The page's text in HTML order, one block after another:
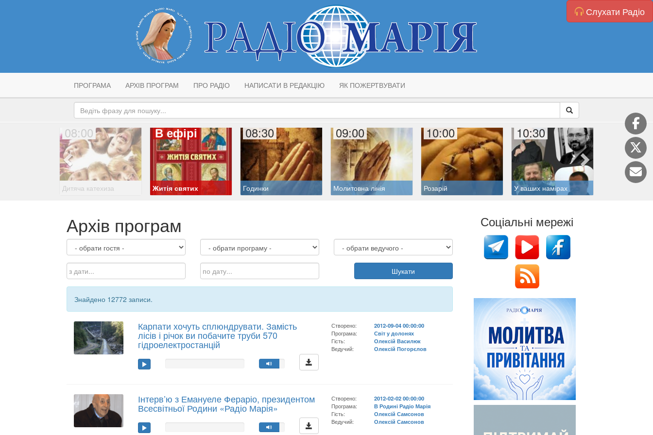
Слухати Радіо
ПРОГРАМА АРХІВ ПРОГРАМ ПРО РАДІО НАПИСАТИ В РЕДАКЦІЮ ЯК ПОЖЕРТВУВАТИ
08:00
Дитяча катехиза
В ефірі
Житія святих
08:30
Годинки
09:00
Молитовна лінія
10:00
Розарій
10:30
У ваших намірах
11:00
Архів програм
Шукати
Знайдено 12772 записи.
Карпати хочуть сплюндрувати. Замість
лісів і річок ви побачите труби 570
гідроелектростанцій
Створено:
2012-09-04 00:00:00
Програма:
Світ у долонях
Гість:
Олексій Василюк
Ведучий:
Олексій Погорєлов
Інтерв’ю з Емануеле Фераріо, президентом
Всесвітньої Родини «Радіо Марія»
Створено:
2012-02-02 00:00:00
Програма:
В Родині Радіо Марія
Гість:
Олексій Самсонов
Ведучий:
Олексій Самсонов
Соціальні мережі